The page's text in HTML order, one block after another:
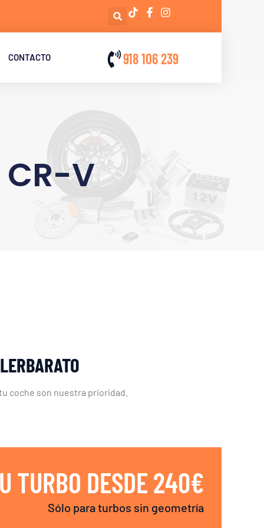
CONTACTO 918 106 239
V
coche son nuestra prioridad.
TURBO DESDE 240€
Sólo para turbos sin geometría